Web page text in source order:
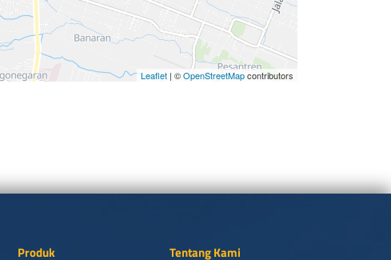
Leaflet | ©OpenStreetMapcontributors
Produk Tentang Kami